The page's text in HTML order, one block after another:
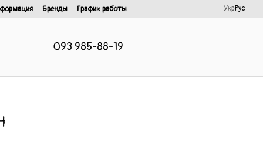
Бренды График работы УкрРус
093 985-88-19